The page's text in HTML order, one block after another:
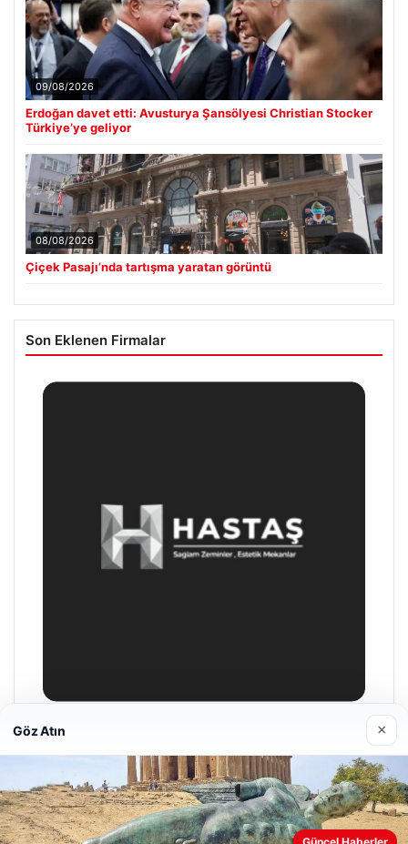
09/08/2026
Erdoğan davet etti: Avusturya Şansölyesi Christian Stocker
Türkiye’ye geliyor
08/08/2026
Çiçek Pasajı’nda tartışma yaratan görüntü
Son Eklenen Firmalar
Hastaş Beton
Göz Atın ×